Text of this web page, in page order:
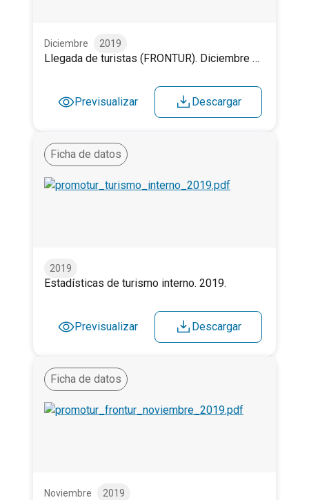
Diciembre 2019
Llegada de turistas (FRONTUR). Diciembre 2019.
Previsualizar Descargar
Ficha de datos
2019
Estadísticas de turismo interno. 2019.
Previsualizar Descargar
Ficha de datos
Noviembre 2019